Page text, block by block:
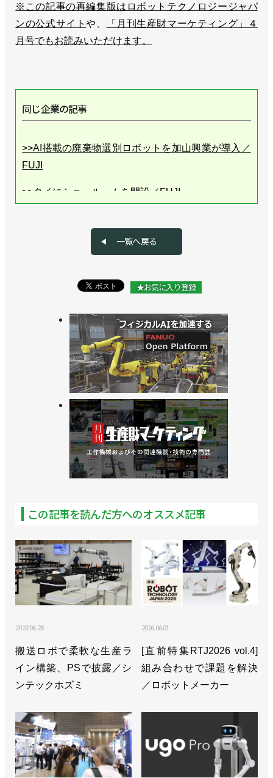
※この記事の再編集版はロボットテクノロジージャパ
ンの公式サイトや、
「月刊生産財マーケティング」４
月号でもお読みいただけます。
同じ企業の記事
>>AI搭載の廃棄物選別ロボットを加山興業が導入／
FUJI
>>タイにショールームを開設／FUJI
>>SIerの負荷軽減へ、ロボットメーカー発のデジタ
>>SmartWingに水平多関節ロボを４機種追加／FUJI
>>基板組み立て工程を自動化／FUJI
>>インドに子会社設立／FUJI
>>実装機への電子部品の補給を自動化／FUJI
>>仮想空間上で自動化設備のシミュレーションが可
能に／FUJI
>>AIで多関節ロボットのプログラミングが不要に／
一覧へ戻る
★お気に入り登録
この記事を読んだ方へのオススメ記事
2022.06.28
搬送ロボで柔軟な生産ラ
イン構築、PSで披露／シ
ンテックホズミ
2026.06.01
[直前特集RTJ2026 vol.4]
組み合わせで課題を解決
／ロボットメーカー